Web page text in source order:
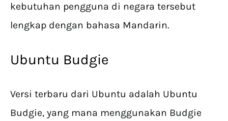
kebutuhan pengguna di negara tersebut
lengkap dengan bahasa Mandarin.
Ubuntu Budgie
Versi terbaru dari Ubuntu adalah Ubuntu
Budgie, yang mana menggunakan Budgie